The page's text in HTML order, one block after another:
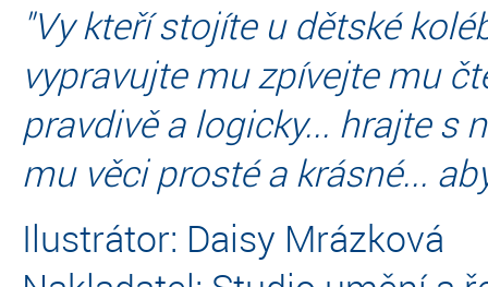
"Vy kteří stojíte u dětské
vypravujte mu zpívejte mu
pravdivě a logicky... hrajte s
mu věci prosté a krásné...
Ilustrátor: Daisy Mrázková